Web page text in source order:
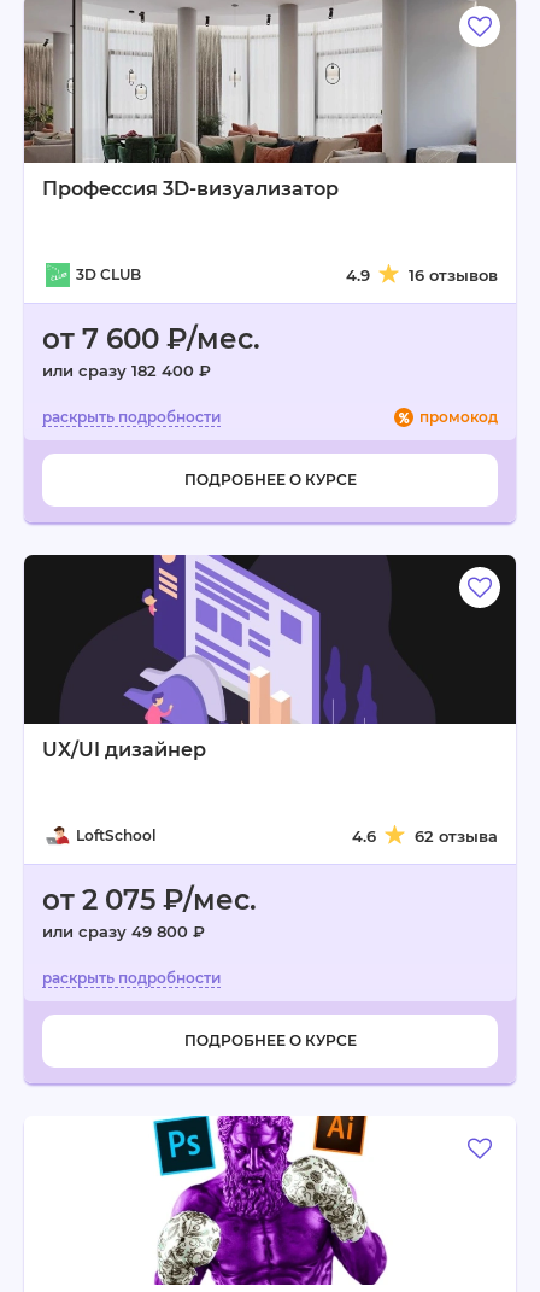
Профессия 3D-визуализатор
3D CLUB 4.9 16 отзывов
от 7 600 ₽/мес.
или сразу 182 400 ₽
промокод
ПОДРОБНЕЕ О КУРСЕ
UX/UI дизайнер
LoftSchool 4.6 62 отзыва
от 2 075 ₽/мес.
или сразу 49 800 ₽
ПОДРОБНЕЕ О КУРСЕ